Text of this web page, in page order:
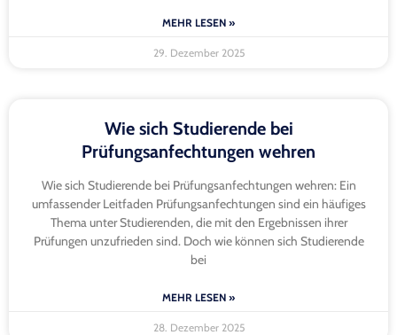
MEHR LESEN »
29. Dezember 2025
Wie sich Studierende bei
Prüfungsanfechtungen wehren
Wie sich Studierende bei Prüfungsanfechtungen wehren: Ein
umfassender Leitfaden Prüfungsanfechtungen sind ein häufiges
Thema unter Studierenden, die mit den Ergebnissen ihrer
Prüfungen unzufrieden sind. Doch wie können sich Studierende
bei
MEHR LESEN »
28. Dezember 2025